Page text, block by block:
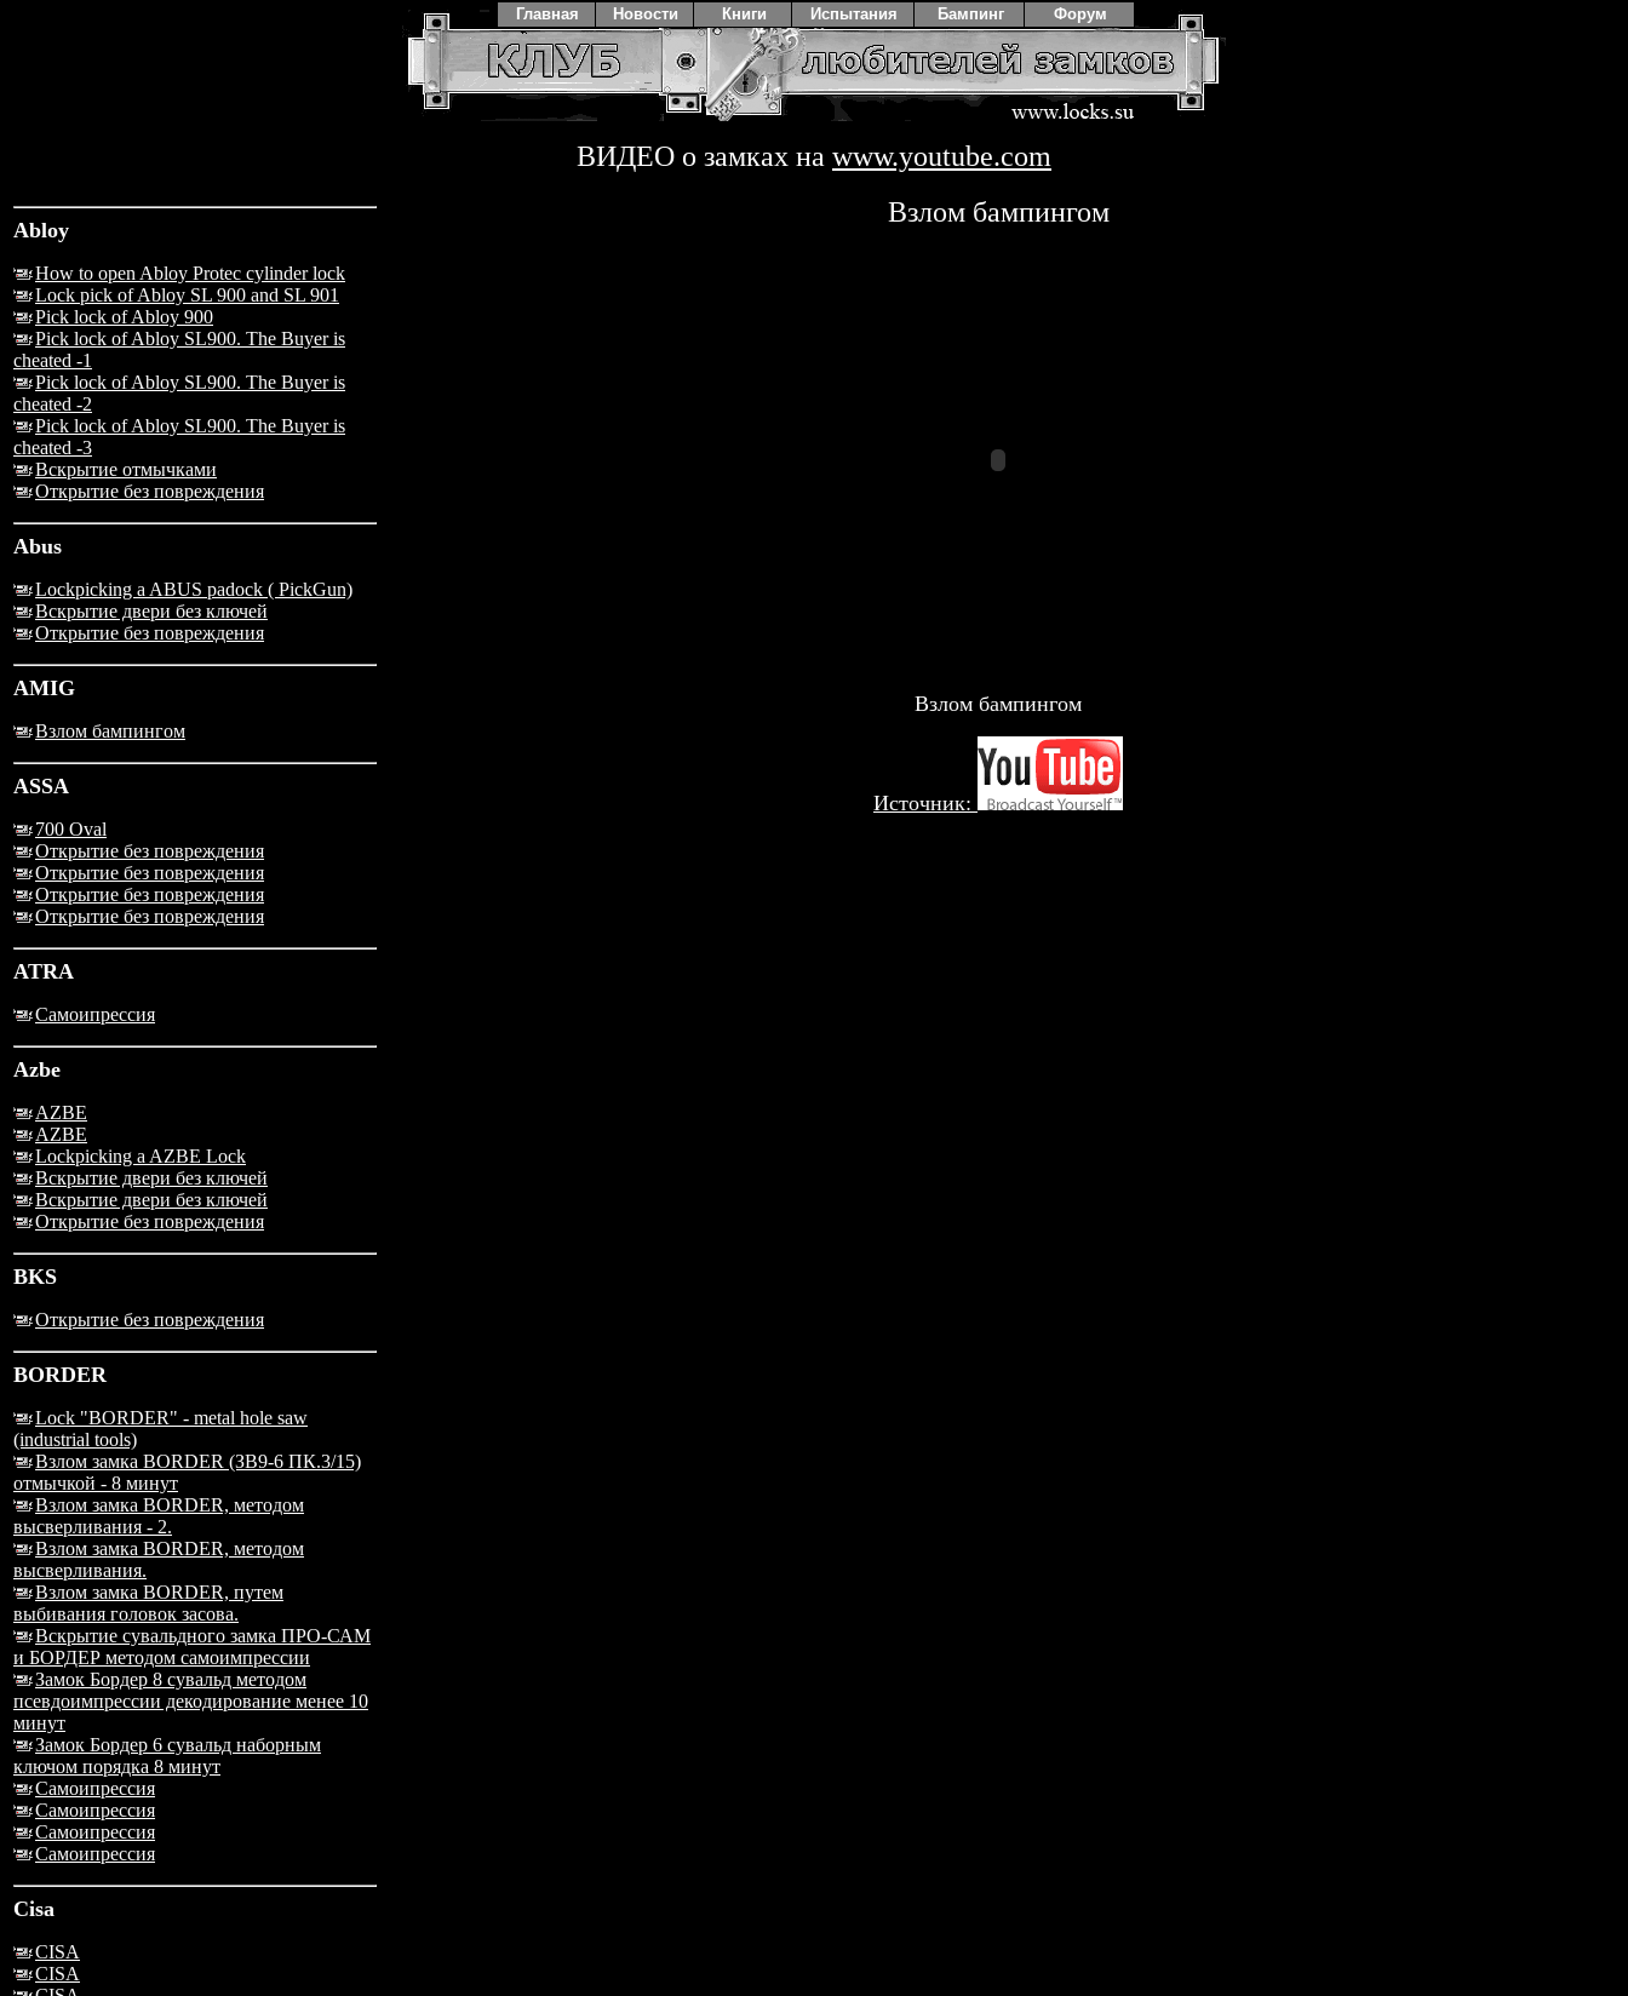
ВИДЕО о замках на www.youtube.com
Abloy
How to open Abloy Protec cylinder lock
Lock pick of Abloy SL 900 and SL 901
Pick lock of Abloy 900
Pick lock of Abloy SL900. The Buyer is
cheated -1
Pick lock of Abloy SL900. The Buyer is
cheated -2
Pick lock of Abloy SL900. The Buyer is
cheated -3
Вскрытие отмычками
Открытие без повреждения
Abus
Lockpicking a ABUS padock ( PickGun)
Вскрытие двери без ключей
Открытие без повреждения
AMIG
Взлом бампингом
ASSA
700 Oval
Открытие без повреждения
Открытие без повреждения
Открытие без повреждения
Открытие без повреждения
ATRA
Самоипрессия
Azbe
AZBE
AZBE
Lockpicking a AZBE Lock
Вскрытие двери без ключей
Вскрытие двери без ключей
Открытие без повреждения
BKS
Открытие без повреждения
BORDER
Lock "BORDER" - metal hole saw
(industrial tools)
Взлом замка BORDER (ЗВ9-6 ПК.3/15)
отмычкой - 8 минут
Взлом замка BORDER, методом
высверливания - 2.
Взлом замка BORDER, методом
высверливания.
Взлом замка BORDER, путем
выбивания головок засова.
Вскрытие сувальдного замка ПРО-САМ
и БОРДЕР методом самоимпрессии
Замок Бордер 8 сувальд методом
псевдоимпрессии декодирование менее 10
минут
Замок Бордер 6 сувальд наборным
ключом порядка 8 минут
Самоипрессия
Самоипрессия
Самоипрессия
Самоипрессия
Cisa
CISA
CISA
Взлом бампингом
Взлом бампингом
Источник:
Главная Новости Книги Испытания Бампинг Форум